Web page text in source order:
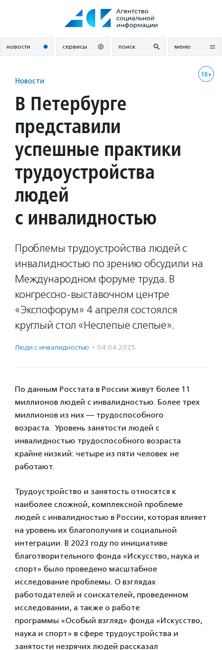
новости сервисы поиск меню
18+
Новости
В Петербурге
представили
успешные практики
трудоустройства
людей
с инвалидностью
Проблемы трудоустройства людей с
инвалидностью по зрению обсудили на
Международном форуме труда. В
конгрессно-выставочном центре
«Экспофорум» 4 апреля состоялся
круглый стол «Неслепые слепые».
Люди с инвалидностью · 04.04.2025
По данным Росстата в России живут более 11
миллионов людей с инвалидностью. Более трех
миллионов из них — трудоспособного
возраста. Уровень занятости людей с
инвалидностью трудоспособного возраста
крайне низкий: четыре из пяти человек не
работают.
Трудоустройство и занятость относятся к
наиболее сложной, комплексной проблеме
людей с инвалидностью в России, которая влияет
на уровень их благополучия и социальной
интеграции. В 2023 году по инициативе
благотворительного фонда «Искусство, наука и
спорт» было проведено масштабное
исследование проблемы. О взглядах
работодателей и соискателей, проведенном
исследовании, а также о работе
программы «Особый взгляд» фонда «Искусство,
наука и спорт» в сфере трудоустройства и
занятости незрячих людей рассказал